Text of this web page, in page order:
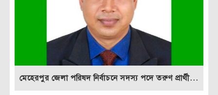
মেহেরপুর জেলা পরিষদ নির্বাচনে সদস্য পদে তরুণ প্রার্থী...